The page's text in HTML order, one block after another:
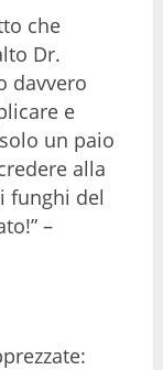
che
Dr.
davvero
e
un paio
alla
funghi del
–